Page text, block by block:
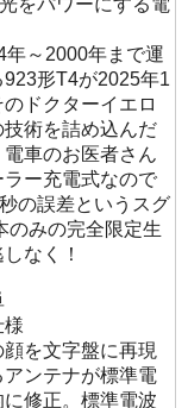
をパワーにする電
～2000年まで運
形T4が2025年1
ドクターイエロ
術を詰め込んだ
車のお医者さん
ー充電式なので
の誤差というスグ
のみの完全限定生
なく！
様
を文字盤に再現
ンテナが標準電
修正。標準電波